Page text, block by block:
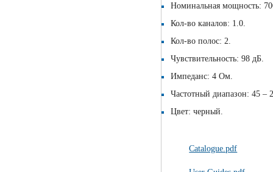
Номинальная мощность:
Кол-во каналов: 1.0.
Кол-во полос: 2.
Чувствительность: 98 дБ.
Импеданс: 4 Ом.
Частотный диапазон: 45 –
Цвет: черный.
Catalogue.pdf